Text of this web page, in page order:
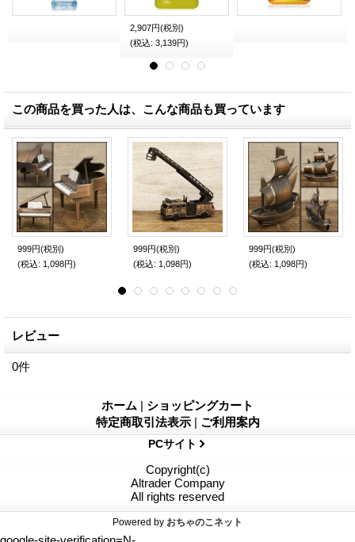
2,907円(税別)
(税込: 3,139円)
この商品を買った人は、こんな商品も買っています
999円(税別)
(税込: 1,098円)
999円(税別)
(税込: 1,098円)
999円(税別)
(税込: 1,098円)
レビュー
0件
ホーム | ショッピングカート
特定商取引法表示 | ご利用案内
PCサイト
Copyright(c)
Altrader Company
All rights reserved
Powered by おちゃのこネット